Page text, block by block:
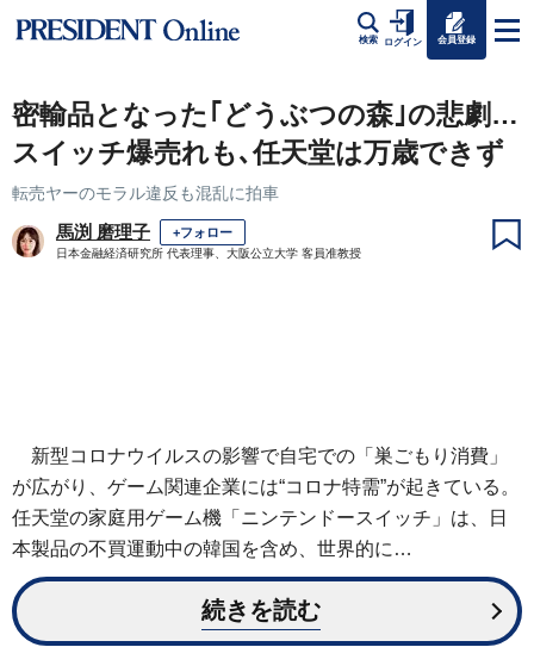
検索 ログイン 会員登録
密輸品となった｢どうぶつの森｣の悲劇…
スイッチ爆売れも､任天堂は万歳できず
転売ヤーのモラル違反も混乱に拍車
馬渕 磨理子 +フォロー
日本金融経済研究所 代表理事、大阪公立大学 客員准教授
新型コロナウイルスの影響で自宅での「巣ごもり消費」
が広がり、ゲーム関連企業には“コロナ特需”が起きている。
任天堂の家庭用ゲーム機「ニンテンドースイッチ」は、日
本製品の不買運動中の韓国を含め、世界的に…
続きを読む